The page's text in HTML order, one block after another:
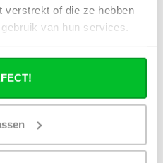
verstrekt of die ze hebben
van hun services.
à propos de se produit.
et peut répondre à